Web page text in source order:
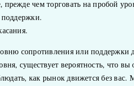
чем торговать на пробой
поддержки.
сопротивления или поддержки
существует вероятность, что вы
как рынок движется без